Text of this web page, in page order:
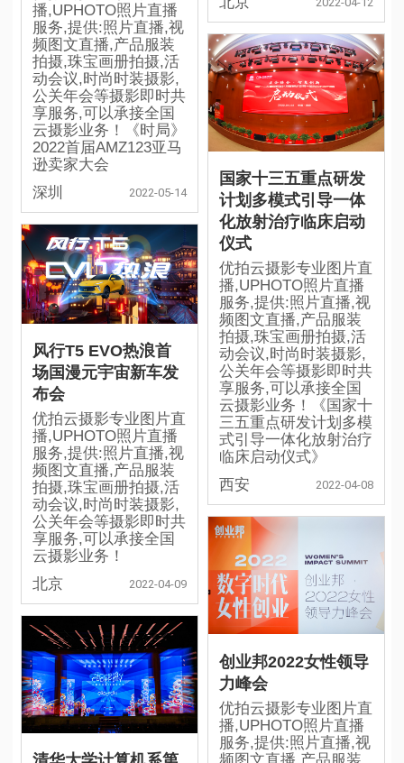
播,UPHOTO照片直播
服务,提供:照片直播,视
频图文直播,产品服装
拍摄,珠宝画册拍摄,活
动会议,时尚时装摄影,
公关年会等摄影即时共
享服务,可以承接全国
云摄影业务！《时局》
2022首届AMZ123亚马
逊卖家大会
深圳
2022-05-14
风行T5 EVO热浪首
场国漫元宇宙新车发
布会
优拍云摄影专业图片直
播,UPHOTO照片直播
服务,提供:照片直播,视
频图文直播,产品服装
拍摄,珠宝画册拍摄,活
动会议,时尚时装摄影,
公关年会等摄影即时共
享服务,可以承接全国
云摄影业务！
北京
2022-04-09
国家十三五重点研发
计划多模式引导一体
化放射治疗临床启动
仪式
优拍云摄影专业图片直
播,UPHOTO照片直播
服务,提供:照片直播,视
频图文直播,产品服装
拍摄,珠宝画册拍摄,活
动会议,时尚时装摄影,
公关年会等摄影即时共
享服务,可以承接全国
云摄影业务！《国家十
三五重点研发计划多模
式引导一体化放射治疗
临床启动仪式》
西安
2022-04-08
创业邦2022女性领导
力峰会
优拍云摄影专业图片直
播,UPHOTO照片直播
服务,提供:照片直播,视
频图文直播,产品服装